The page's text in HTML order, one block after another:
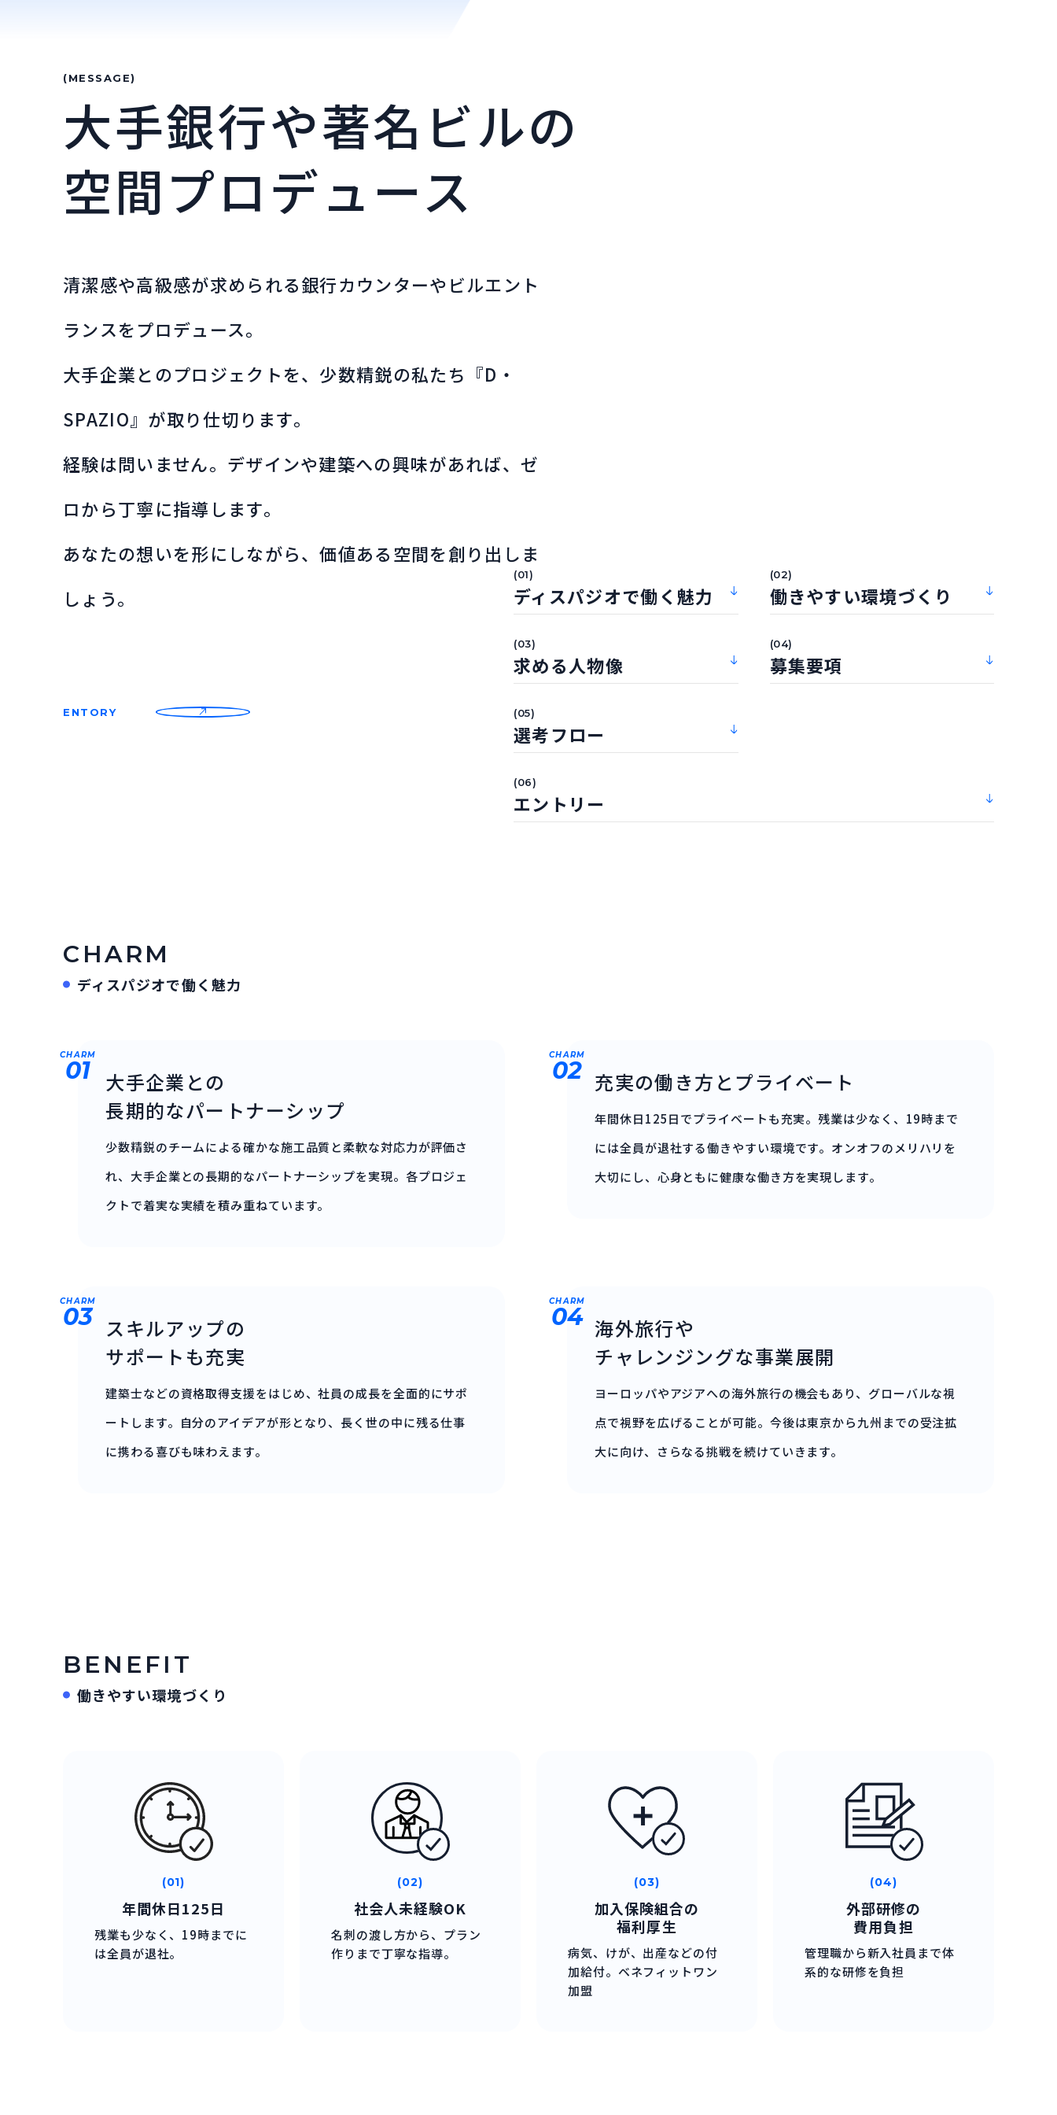
(MESSAGE)
大手銀行や著名ビルの
空間プロデュース
清潔感や高級感が求められる銀行カウンターやビルエント
ランスをプロデュース。
大手企業とのプロジェクトを、少数精鋭の私たち『D・
SPAZIO』が取り仕切ります。
経験は問いません。デザインや建築への興味があれば、ゼ
ロから丁寧に指導します。
あなたの想いを形にしながら、価値ある空間を創り出しま
しょう。
ENTORY
(01)
ディスパジオで働く魅力
(02)
働きやすい環境づくり
(03)
求める人物像
(04)
募集要項
(05)
選考フロー
(06)
エントリー
CHARM
ディスパジオで働く魅力
CHARM
01 大手企業との
長期的なパートナーシップ
少数精鋭のチームによる確かな施工品質と柔軟な対応力が評価さ
れ、大手企業との長期的なパートナーシップを実現。各プロジェ
クトで着実な実績を積み重ねています。
CHARM
02 充実の働き方とプライベート
年間休日125日でプライベートも充実。残業は少なく、19時まで
には全員が退社する働きやすい環境です。オンオフのメリハリを
大切にし、心身ともに健康な働き方を実現します。
CHARM
03 スキルアップの
サポートも充実
建築士などの資格取得支援をはじめ、社員の成長を全面的にサポ
ートします。自分のアイデアが形となり、長く世の中に残る仕事
に携わる喜びも味わえます。
CHARM
04 海外旅行や
チャレンジングな事業展開
ヨーロッパやアジアへの海外旅行の機会もあり、グローバルな視
点で視野を広げることが可能。今後は東京から九州までの受注拡
大に向け、さらなる挑戦を続けていきます。
BENEFIT
働きやすい環境づくり
(01)
年間休日125日
残業も少なく、19時までに
は全員が退社。
(02)
社会人未経験OK
名刺の渡し方から、プラン
作りまで丁寧な指導。
(03)
加入保険組合の
福利厚生
病気、けが、出産などの付
加給付。ベネフィットワン
加盟
(04)
外部研修の
費用負担
管理職から新入社員まで体
系的な研修を負担